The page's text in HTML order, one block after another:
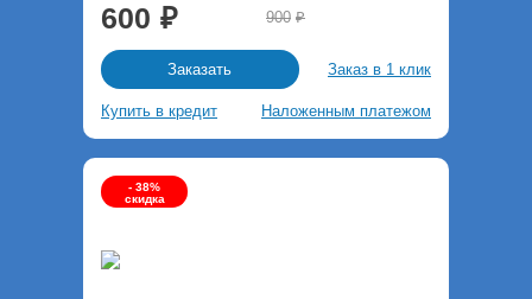
600 900
Заказать Заказ в 1 клик
Купить в кредит Наложенным платежом
- 38%
скидка